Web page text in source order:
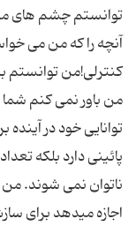
توانستم چشم های
آنچه را كه من می
كنترلی!من توانستم
من باور نمی كنم شما
توانایی خود در آینده
پائینی دارد بلكه
ناتوان نمی شوند. من
اجازه میدهد برای